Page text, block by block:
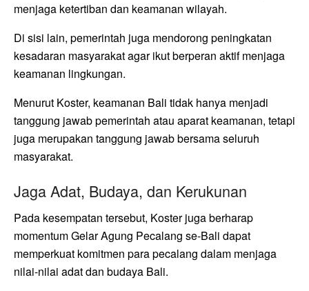
menjaga ketertiban dan keamanan wilayah.
Di sisi lain, pemerintah juga mendorong peningkatan
kesadaran masyarakat agar ikut berperan aktif menjaga
keamanan lingkungan.
Menurut Koster, keamanan Bali tidak hanya menjadi
tanggung jawab pemerintah atau aparat keamanan, tetapi
juga merupakan tanggung jawab bersama seluruh
masyarakat.
Jaga Adat, Budaya, dan Kerukunan
Pada kesempatan tersebut, Koster juga berharap
momentum Gelar Agung Pecalang se-Bali dapat
memperkuat komitmen para pecalang dalam menjaga
nilai-nilai adat dan budaya Bali.